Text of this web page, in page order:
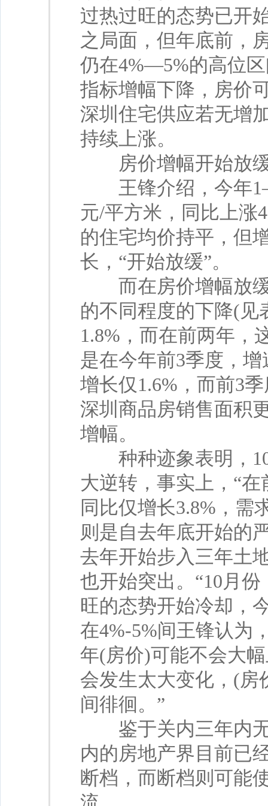
过热过旺的态势已开
之局面，但年底前，
仍在4%—5%的高位
指标增幅下降，房价
深圳住宅供应若无增
持续上涨。
房价增幅开始放
王锋介绍，今年
元/平方米，同比上涨
的住宅均价持平，但
长，“开始放缓”。
而在房价增幅放缓
的不同程度的下降(见
1.8%，而在前两年，
是在今年前3季度，
增长仅1.6%，而前3
深圳商品房销售面积
增幅。
种种迹象表明，10
大逆转，事实上，“
同比仅增长3.8%，需
则是自去年底开始的
去年开始步入三年土
也开始突出。“10月
旺的态势开始冷却，
在4%-5%间王锋认为
年(房价)可能不会大
会发生太大变化，(房
间徘徊。”
鉴于关内三年内无
内的房地产界目前已
断档，而断档则可能